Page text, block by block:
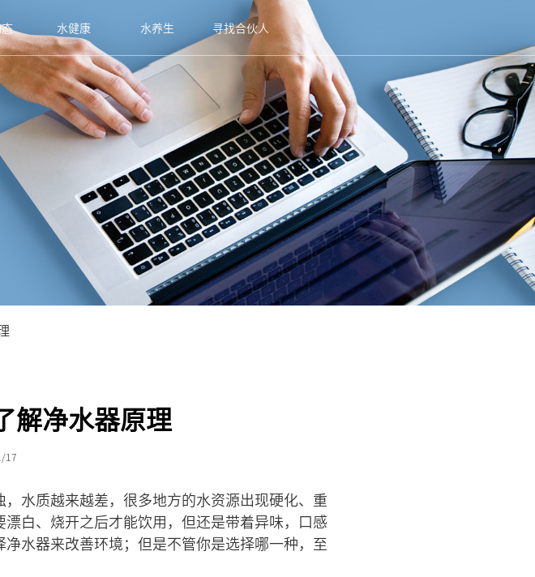
水健康 水养生 寻找合伙人
解净水器原理
17
水质越来越差，很多地方的水资源出现硬化、重
白、烧开之后才能饮用，但还是带着异味，口感
净水器来改善环境；但是不管你是选择哪一种，至